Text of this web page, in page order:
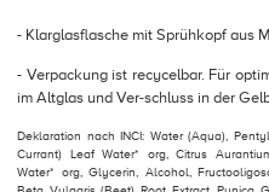
- Klarglasflasche mit Sprühkopf aus
- Verpackung ist recycelbar. Für
im Altglas und Ver-schluss in der
Deklaration nach INCI: Water (Aqua),
Currant) Leaf Water* org, Citrus
Water* org, Glycerin, Alcohol,